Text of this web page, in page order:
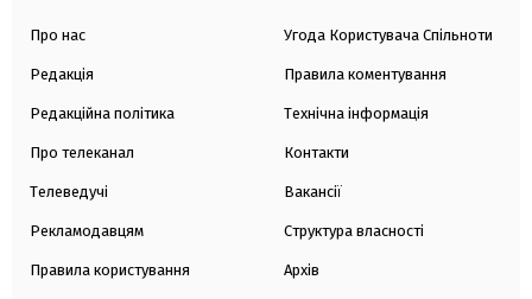
Про нас
Редакція
Редакційна політика
Про телеканал
Телеведучі
Рекламодавцям
Правила користування
Угода Користувача Спільноти
Правила коментування
Технічна інформація
Контакти
Вакансії
Структура власності
Архів